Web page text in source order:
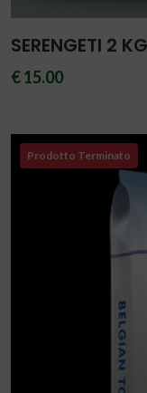
SERENGETI 2 KG
€ 15.00
Prodotto Terminato